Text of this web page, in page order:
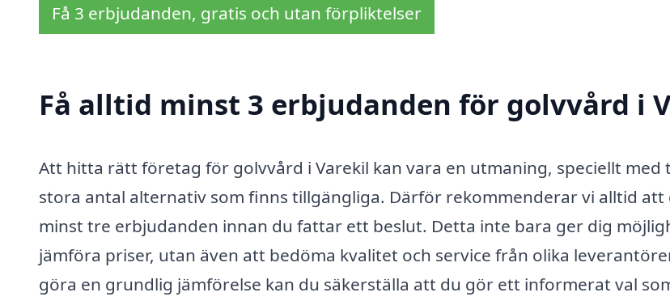
Få 3 erbjudanden, gratis och utan förpliktelser
Få alltid minst 3 erbjudanden för golvvård i
Att hitta rätt företag för golvvård i Varekil kan vara en utmaning, speciellt med
stora antal alternativ som finns tillgängliga. Därför rekommenderar vi alltid
minst tre erbjudanden innan du fattar ett beslut. Detta inte bara ger dig
jämföra priser, utan även att bedöma kvalitet och service från olika
göra en grundlig jämförelse kan du säkerställa att du gör ett informerat val